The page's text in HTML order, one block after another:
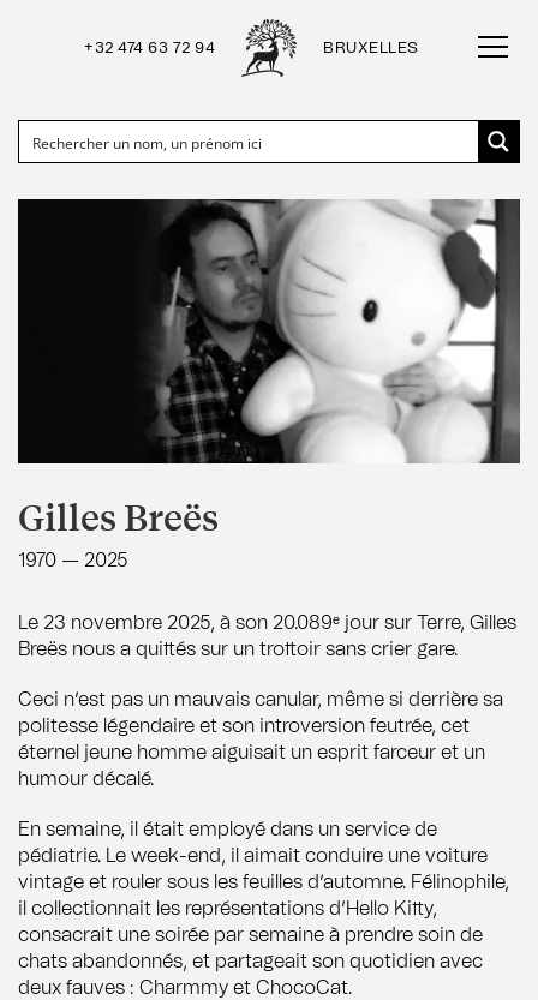
+32 474 63 72 94 BRUXELLES
Gilles Breës
1970 — 2025
Le 23 novembre 2025, à son 20.089ᵉ jour sur Terre, Gilles
Breës nous a quittés sur un trottoir sans crier gare.
Ceci n’est pas un mauvais canular, même si derrière sa
politesse légendaire et son introversion feutrée, cet
éternel jeune homme aiguisait un esprit farceur et un
humour décalé.
En semaine, il était employé dans un service de
pédiatrie. Le week-end, il aimait conduire une voiture
vintage et rouler sous les feuilles d’automne. Félinophile,
il collectionnait les représentations d’Hello Kitty,
consacrait une soirée par semaine à prendre soin de
chats abandonnés, et partageait son quotidien avec
deux fauves : Charmmy et ChocoCat.